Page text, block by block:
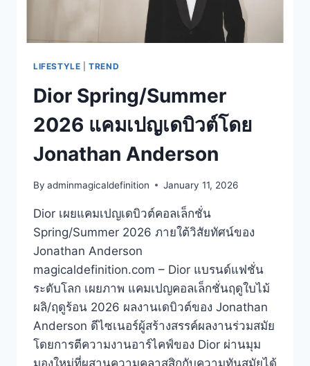
LIFESTYLE |TREND
Dior Spring/Summer
2026 แคมเปญเดบิวต์โดย
Jonathan Anderson
By adminmagicaldefinition January 11, 2026
Dior เผยแคมเปญเดบิวต์คอลเล็กชั่น
Spring/Summer 2026 ภายใต้วิสัยทัศน์ของ
Jonathan Anderson
magicaldefinition.com – Dior แบรนด์แฟชั่น
ระดับโลก เผยภาพ แคมเปญคอลเล็กชั่นฤดูใบไม้
ผลิ/ฤดูร้อน 2026 ผลงานเดบิวต์ของ Jonathan
Anderson ดีไซเนอร์ผู้สร้างสรรค์ผลงานร่วมสมัย
โดยการตีความงานอาร์ไคฟ์ของ Dior ผ่านมุม
มองใหม่ที่ผสานความคลาสสิกกับความทันสมัยได้